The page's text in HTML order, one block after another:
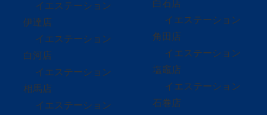
イエステーション
伊達店
イエステーション
白河店
イエステーション
相馬店
イエステーション
白石店
イエステーション
角田店
イエステーション
塩竈店
イエステーション
石巻店